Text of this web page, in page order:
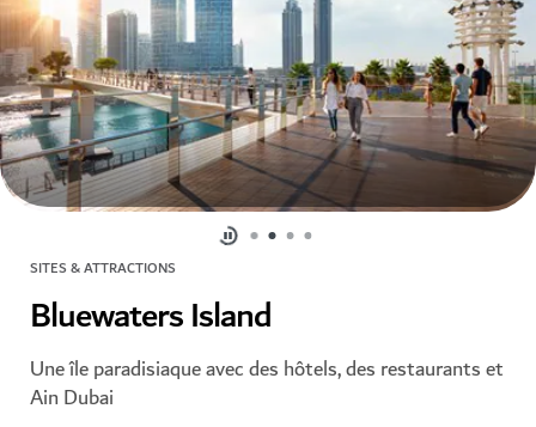
SITES & ATTRACTIONS
Bluewaters Island
Une île paradisiaque avec des hôtels, des restaurants et
Ain Dubai